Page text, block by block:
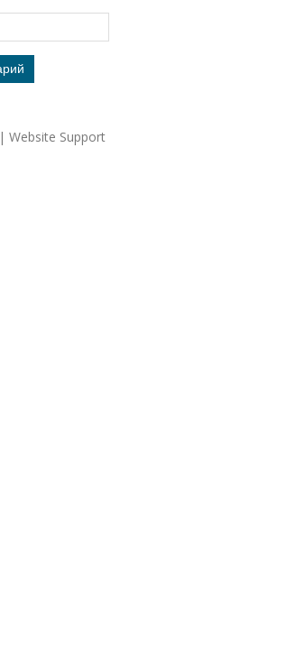
| Website Support